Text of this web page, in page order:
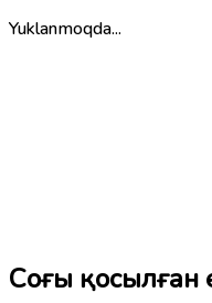
Yuklanmoqda...
Соңғы қосылған